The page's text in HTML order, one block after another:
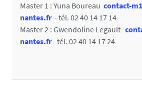
Master 1 : Yuna Boureau contact-
nantes.fr - tél. 02 40 14 17 14
Master 2 : Gwendoline Legault
nantes.fr- tél. 02 40 14 17 24